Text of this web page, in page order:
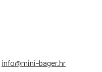
info@mini-bager.hr